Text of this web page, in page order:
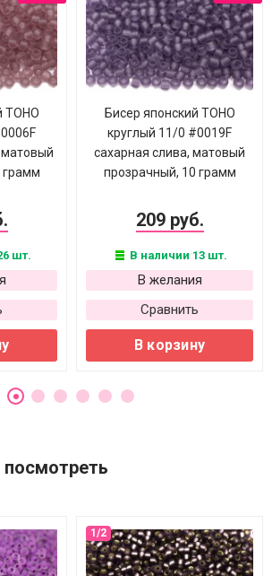
TOHO
матовый
грамм
шт.
Бисер японский TOHO
круглый 11/0 #0019F
сахарная слива, матовый
прозрачный, 10 грамм
209 руб.
В наличии 13 шт.
В желания
Сравнить
В корзину